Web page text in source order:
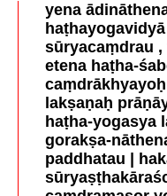
yena
sūryacaṃdrau
etena haṭha-
lakṣaṇaḥ
haṭha-yogasya
gorakṣa-
paddhatau |